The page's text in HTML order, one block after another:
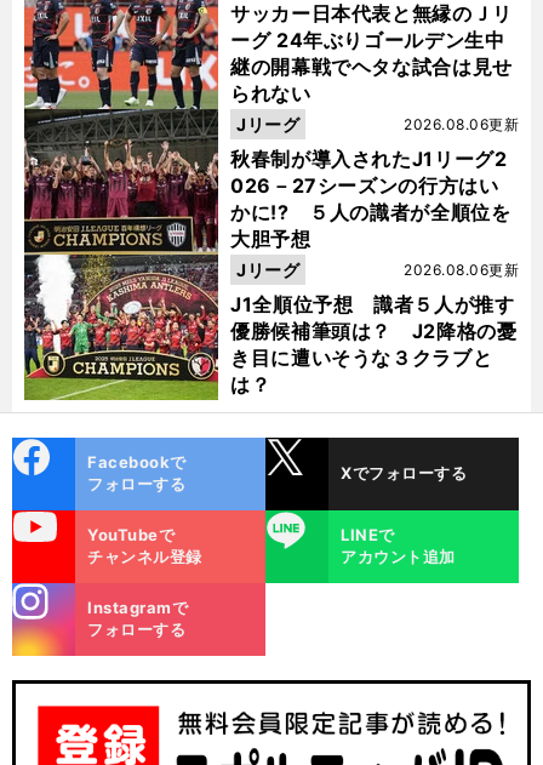
サッカー日本代表と無縁のＪリ
ーグ 24年ぶりゴールデン生中
継の開幕戦でヘタな試合は見せ
られない
秋春制が導入されたJ1リーグ2
026－27シーズンの行方はい
かに!? ５人の識者が全順位を
大胆予想
2026.08.06更新
Jリーグ
J1全順位予想 識者５人が推す
優勝候補筆頭は？ J2降格の憂
き目に遭いそうな３クラブと
は？
2026.08.06更新
Jリーグ
ok
Facebookで
フォローする
Xでフォローする
YouTubeで
チャンネル登録
LINE
LINEで
アカウント追加
m
Instagramで
フォローする